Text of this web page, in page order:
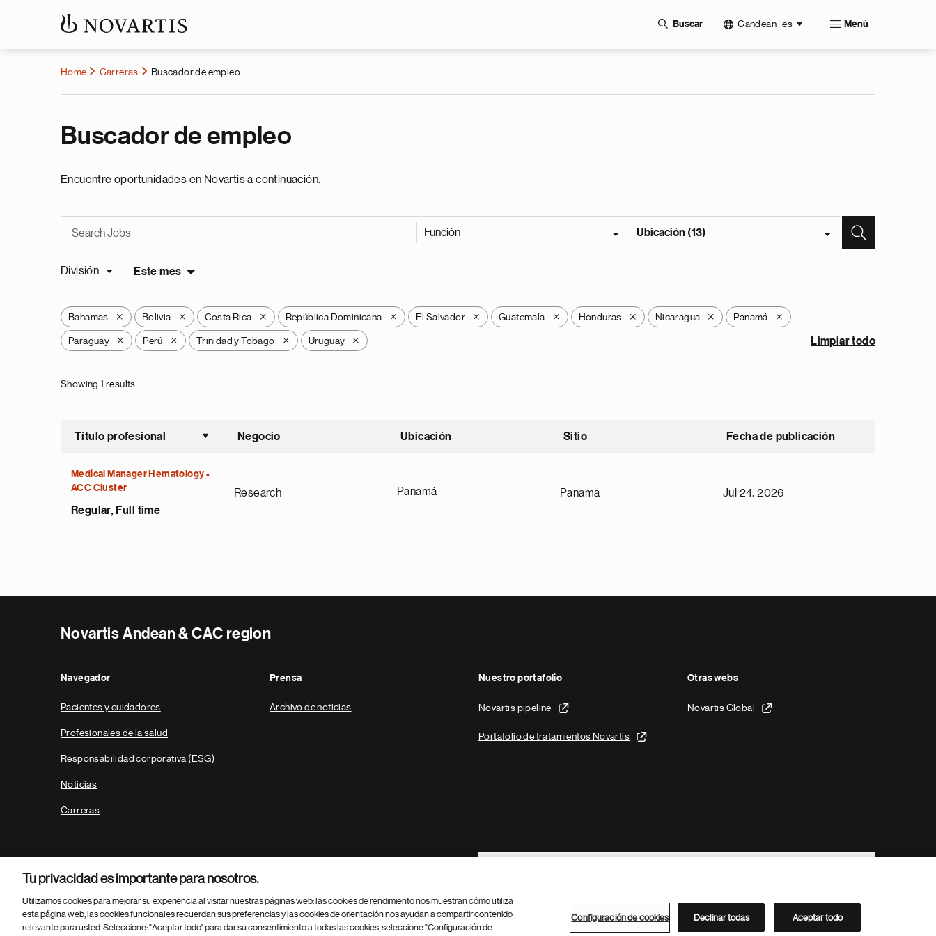
Buscar Candean | es Menú
Home Carreras Buscador de empleo
Buscador de empleo
Encuentre oportunidades en Novartis a continuación.
Función Ubicación (13)
División Este mes
Bahamas X Bolivia X Costa Rica X República Dominicana X El Salvador X Guatemala X Honduras X Nicaragua X Panamá X
Paraguay X Perú X Trinidad y Tobago X Uruguay X Limpiar todo
Showing 1 results
Título profesional
Ordenar ascendente
Negocio Ubicación Sitio Fecha de publicación
Medical Manager Hematology -
ACC Cluster
Regular, Full time
Research Panamá Panama Jul 24, 2026
Novartis Andean & CAC region
Navegador
Pacientes y cuidadores
Profesionales de la salud
Responsabilidad corporativa (ESG)
Noticias
Carreras
Prensa
Archivo de noticias
Nuestro portafolio
Novartis pipeline
Portafolio de tratamientos Novartis
Otras webs
Novartis Global
Footer Site Search
Parte
© 2026 Novartis AG Directorio de Novartis
Tu privacidad es importante para nosotros.
Utilizamos cookies para mejorar su experiencia al visitar nuestras páginas web: las cookies de rendimiento nos muestran cómo utiliza
esta página web, las cookies funcionales recuerdan sus preferencias y las cookies de orientación nos ayudan a compartir contenido
relevante para usted. Seleccione: "Aceptar todo" para dar su consentimiento a todas las cookies, seleccione "Configuración de
Configuración de cookies Declinar todas Aceptar todo